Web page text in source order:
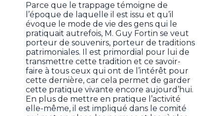
Parce que le trappage témoigne de
l’époque de laquelle il est issu et qu’il
évoque le mode de vie des gens qui le
pratiquait autrefois, M. Guy Fortin se veut
porteur de souvenirs, porteur de traditions
patrimoniales. Il est primordial pour lui de
transmettre cette tradition et ce savoir-
faire à tous ceux qui ont de l’intérêt pour
cette dernière, car cela permet de garder
cette pratique vivante encore aujourd’hui.
En plus de mettre en pratique l’activité
elle-même, il est impliqué dans le comité